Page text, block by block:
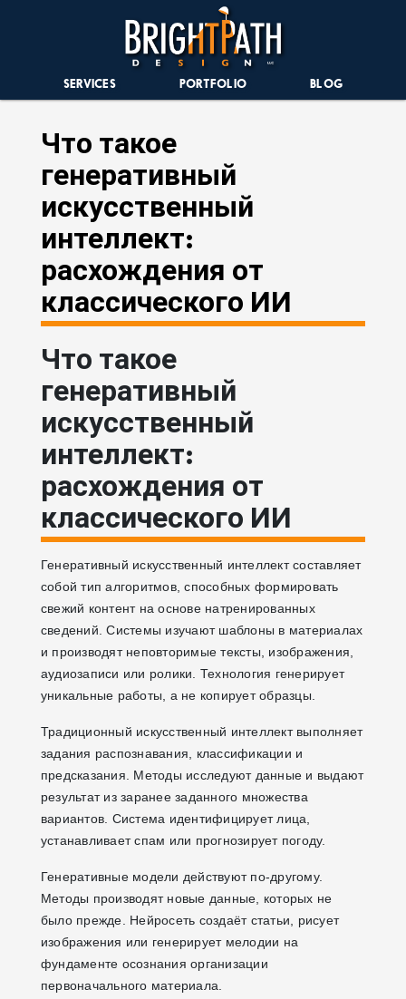
SERVICES PORTFOLIO BLOG
Что такое
генеративный
искусственный
интеллект:
расхождения от
классического ИИ
Что такое
генеративный
искусственный
интеллект:
расхождения от
классического ИИ
Генеративный искусственный интеллект составляет
собой тип алгоритмов, способных формировать
свежий контент на основе натренированных
сведений. Системы изучают шаблоны в материалах
и производят неповторимые тексты, изображения,
аудиозаписи или ролики. Технология генерирует
уникальные работы, а не копирует образцы.
Традиционный искусственный интеллект выполняет
задания распознавания, классификации и
предсказания. Методы исследуют данные и выдают
результат из заранее заданного множества
вариантов. Система идентифицирует лица,
устанавливает спам или прогнозирует погоду.
Генеративные модели действуют по-другому.
Методы производят новые данные, которых не
было прежде. Нейросеть создаёт статьи, рисует
изображения или генерирует мелодии на
фундаменте осознания организации
первоначального материала.